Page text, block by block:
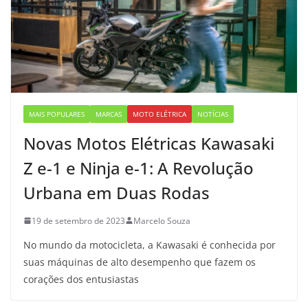
MAIS POPULARES MARCAS MOTO ELÉTRICA NOTÍCIAS
Novas Motos Elétricas Kawasaki
Z e-1 e Ninja e-1: A Revolução
Urbana em Duas Rodas
19 de setembro de 2023 Marcelo Souza
No mundo da motocicleta, a Kawasaki é conhecida por
suas máquinas de alto desempenho que fazem os
corações dos entusiastas